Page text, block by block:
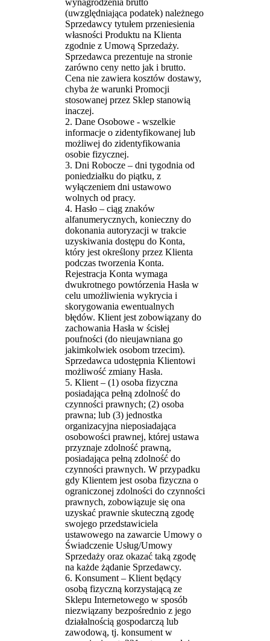
wynagrodzenia brutto
(uwzględniająca podatek) należnego
Sprzedawcy tytułem przeniesienia
własności Produktu na Klienta
zgodnie z Umową Sprzedaży.
Sprzedawca prezentuje na stronie
zarówno ceny netto jak i brutto.
Cena nie zawiera kosztów dostawy,
chyba że warunki Promocji
stosowanej przez Sklep stanowią
inaczej.
2. Dane Osobowe - wszelkie
informacje o zidentyfikowanej lub
możliwej do zidentyfikowania
osobie fizycznej.
3. Dni Robocze – dni tygodnia od
poniedziałku do piątku, z
wyłączeniem dni ustawowo
wolnych od pracy.
4. Hasło – ciąg znaków
alfanumerycznych, konieczny do
dokonania autoryzacji w trakcie
uzyskiwania dostępu do Konta,
który jest określony przez Klienta
podczas tworzenia Konta.
Rejestracja Konta wymaga
dwukrotnego powtórzenia Hasła w
celu umożliwienia wykrycia i
skorygowania ewentualnych
błędów. Klient jest zobowiązany do
zachowania Hasła w ścisłej
poufności (do nieujawniana go
jakimkolwiek osobom trzecim).
Sprzedawca udostępnia Klientowi
możliwość zmiany Hasła.
5. Klient – (1) osoba fizyczna
posiadająca pełną zdolność do
czynności prawnych; (2) osoba
prawna; lub (3) jednostka
organizacyjna nieposiadająca
osobowości prawnej, której ustawa
przyznaje zdolność prawną,
posiadająca pełną zdolność do
czynności prawnych. W przypadku
gdy Klientem jest osoba fizyczna o
ograniczonej zdolności do czynności
prawnych, zobowiązuje się ona
uzyskać prawnie skuteczną zgodę
swojego przedstawiciela
ustawowego na zawarcie Umowy o
Świadczenie Usług/Umowy
Sprzedaży oraz okazać taką zgodę
na każde żądanie Sprzedawcy.
6. Konsument – Klient będący
osobą fizyczną korzystającą ze
Sklepu Internetowego w sposób
niezwiązany bezpośrednio z jego
działalnością gospodarczą lub
zawodową, tj. konsument w